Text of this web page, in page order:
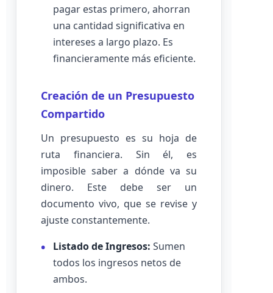
pagar estas primero, ahorran
una cantidad significativa en
intereses a largo plazo. Es
financieramente más eficiente.
Creación de un Presupuesto
Compartido
Un presupuesto es su hoja de
ruta financiera. Sin él, es
imposible saber a dónde va su
dinero. Este debe ser un
documento vivo, que se revise y
ajuste constantemente.
Listado de Ingresos: Sumen
todos los ingresos netos de
ambos.